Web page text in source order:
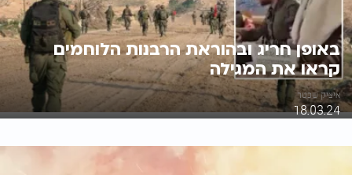
באופן חריג ובהוראת הרבנות הלוחמים
קראו את המגילה
איציק שכטר
18.03.24